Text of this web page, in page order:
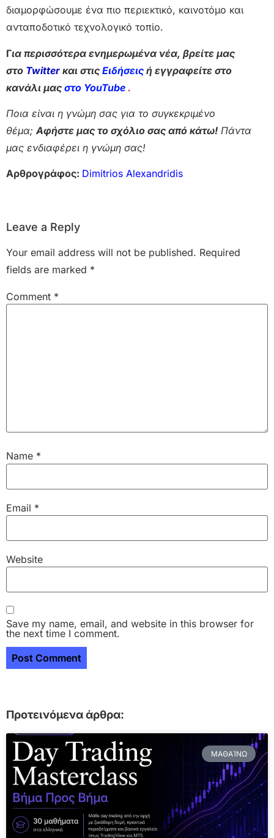
διαμορφώσουμε ένα πιο περιεκτικό, καινοτόμο και
ανταποδοτικό τεχνολογικό τοπίο.
Για περισσότερα ενημερωμένα νέα, βρείτε μας
στο Twitter και στις Ειδήσεις ή εγγραφείτε στο
κανάλι μας στο YouTube .
Ποια είναι η γνώμη σας για το συγκεκριμένο
θέμα; Αφήστε μας το σχόλιο σας από κάτω! Πάντα
μας ενδιαφέρει η γνώμη σας!
Αρθρογράφος: Dimitrios Alexandridis
Leave a Reply
Your email address will not be published. Required
fields are marked *
Comment *
Name *
Email *
Website
Save my name, email, and website in this browser for
the next time I comment.
Προτεινόμενα άρθρα:
ΜΑΘΑΊΝΩ